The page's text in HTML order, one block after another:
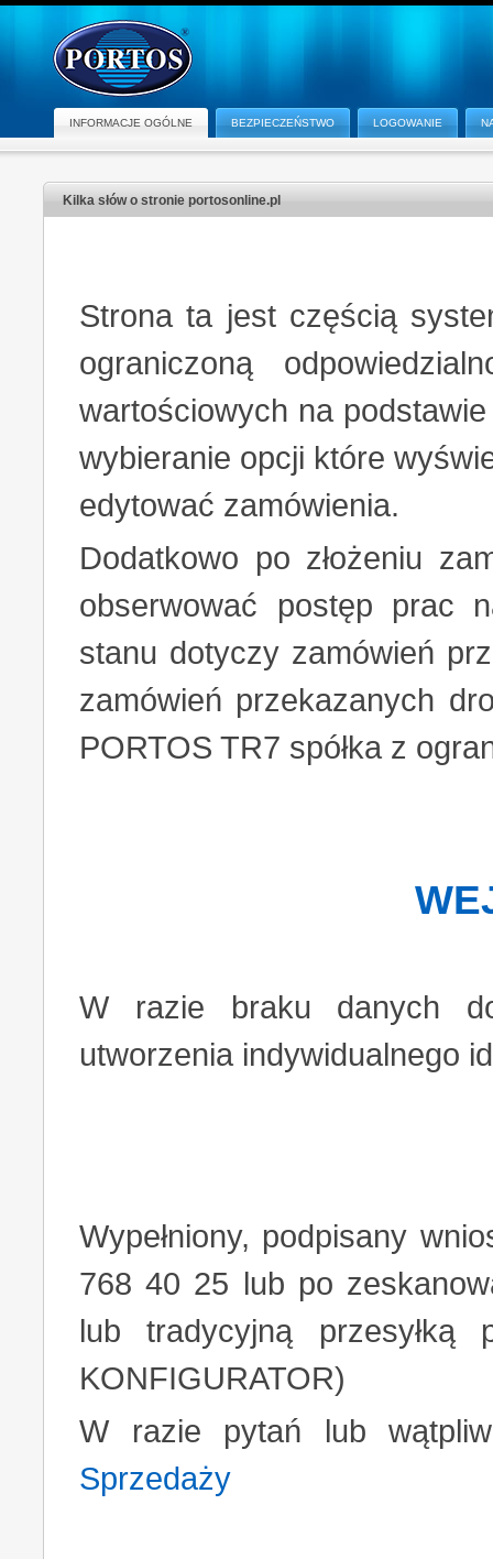
INFORMACJE OGÓLNE BEZPIECZEŃSTWO LOGOWANIE
Kilka słów o stronie portosonline.pl
Strona ta jest częścią
ograniczoną
wartościowych na
wybieranie opcji które
edytować zamówienia.
Dodatkowo po złożeniu
obserwować postęp prac
stanu dotyczy zamówień
zamówień przekazanych
PORTOS TR7 spółka z
W razie braku danych
utworzenia indywidualnego
Wypełniony, podpisany
768 40 25 lub po
lub tradycyjną
KONFIGURATOR)
W razie pytań lub
Sprzedaży